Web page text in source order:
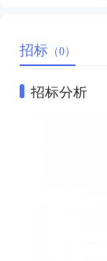
招标 （0）
招标分析